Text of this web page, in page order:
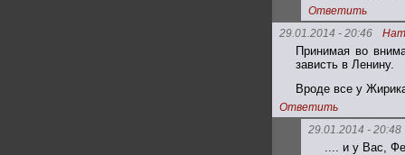
Ответить
29.01.2014 - 20:46
Принимая во
зависть в Ленину.
Вроде все у
Ответить
29.01.2014 - 20:48
.... и у Вас,